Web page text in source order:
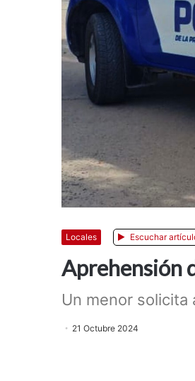
Locales Escuchar
Aprehensión
Un menor solicita
21 Octubre 2024